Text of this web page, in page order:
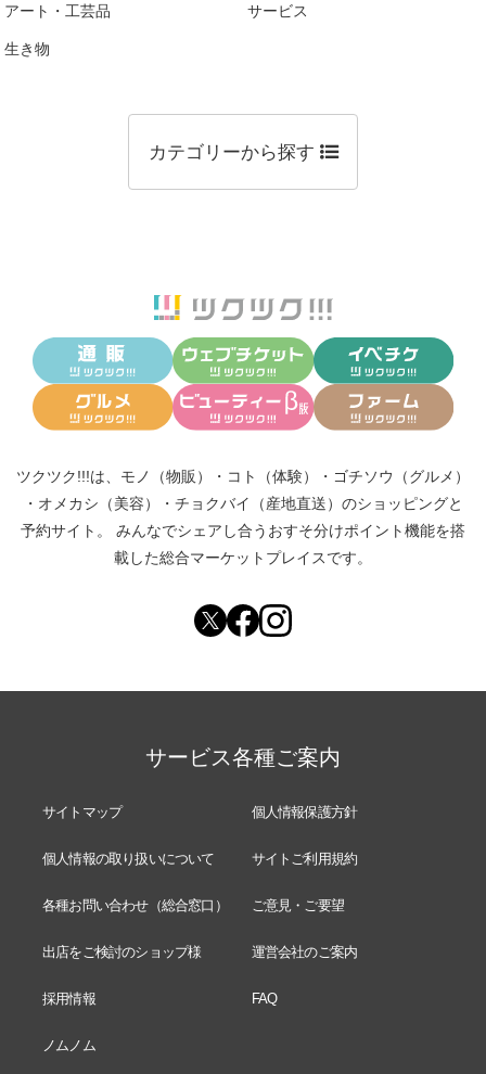
アート・工芸品 サービス
生き物
カテゴリーから探す
ツクツク!!!は、 モノ（物販） ・ コト（体験） ・ ゴチソウ（グルメ）
・ オメカシ（美容） ・ チョクバイ（産地直送） のショッピングと
予約サイト。
みんなでシェアし合う おすそ分けポイント機能を搭
載した総合マーケットプレイスです。
サービス各種ご案内
サイトマップ 個人情報保護方針
個人情報の取り扱いについて サイトご利用規約
各種お問い合わせ（総合窓口） ご意見・ご要望
出店をご検討のショップ様 運営会社のご案内
採用情報 FAQ
ノムノム